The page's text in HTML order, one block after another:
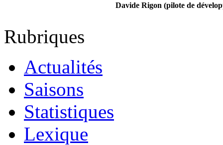
Davide Rigon (pilote de
Rubriques
Actualités
Saisons
Statistiques
Lexique